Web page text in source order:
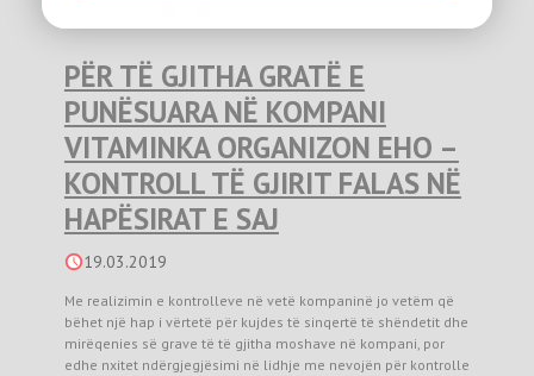
PËR TË GJITHA GRATË E
PUNËSUARA NË KOMPANI
VITAMINKA ORGANIZON EHO –
KONTROLL TË GJIRIT FALAS NË
HAPËSIRAT E SAJ
19.03.2019
Me realizimin e kontrolleve në vetë kompaninë jo vetëm që
bëhet një hap i vërtetë për kujdes të sinqertë të shëndetit dhe
mirëqenies së grave të të gjitha moshave në kompani, por
edhe nxitet ndërgjegjësimi në lidhje me nevojën për kontrolle